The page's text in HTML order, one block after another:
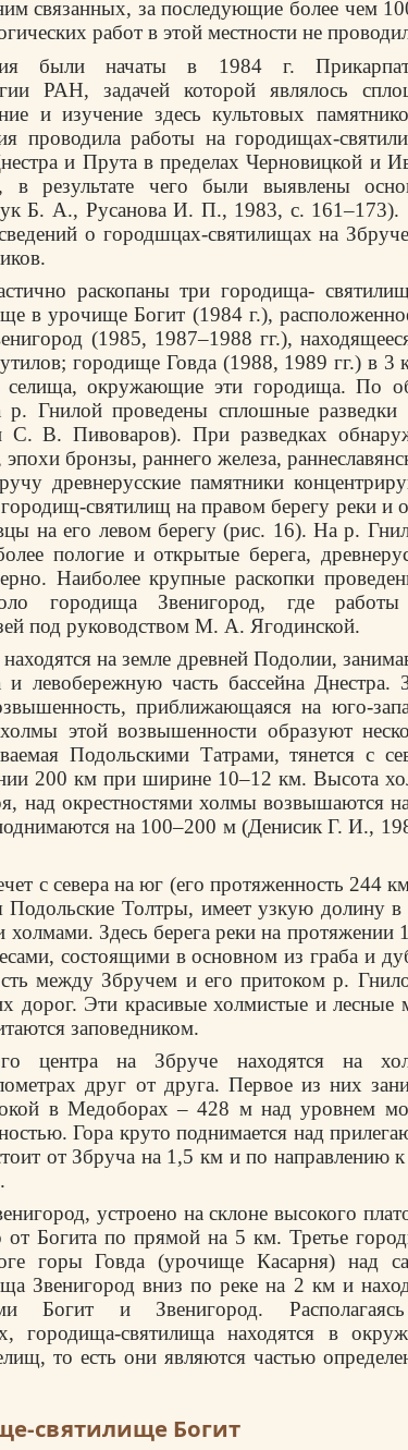
связанных, за последующие более чем
работ в этой местности не
были начаты в 1984 г.
РАН, задачей которой являлось
и изучение здесь культовых
проводила работы на городищах-
и Прута в пределах Черновицкой и
в результате чего были выявлены
Б. А., Русанова И. П., 1983, с. 161–173).
о городшцах-святилищах на
раскопаны три городища-
в урочище Богит (1984 г.),
(1985, 1987–1988 гг.),
городище Говда (1988, 1989 гг.) в 3
селища, окружающие эти городища. По
р. Гнилой проведены сплошные разведки
В. Пивоваров). При разведках
бронзы, раннего железа,
древнерусские памятники
святилищ на правом берегу реки и
на его левом берегу (рис. 16). На р.
пологие и открытые берега,
Наиболее крупные раскопки
городища Звенигород, где
под руководством М. А. Ягодинской.
на земле древней Подолии,
левобережную часть бассейна Днестра.
приближающаяся на юго-
этой возвышенности образуют
Подольскими Татрами, тянется с
200 км при ширине 10–12 км. Высота
над окрестностями холмы возвышаются
на 100–200 м (Денисик Г. И.,
с севера на юг (его протяженность 244
Подольские Толтры, имеет узкую долину в
холмами. Здесь берега реки на протяжении
состоящими в основном из граба и
между Збручем и его притоком р.
дорог. Эти красивые холмистые и лесные
заповедником.
центра на Збруче находятся на
друг от друга. Первое из них
в Медоборах – 428 м над уровнем
Гора круто поднимается над
от Збруча на 1,5 км и по направлению к
устроено на склоне высокого
Богита по прямой на 5 км. Третье
горы Говда (урочище Касарня) над
Звенигород вниз по реке на 2 км и
Богит и Звенигород.
городища-святилища находятся в
то есть они являются частью
святилище Богит